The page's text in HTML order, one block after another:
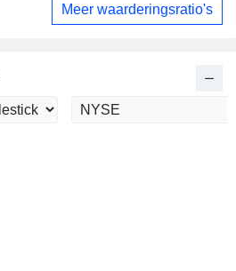
Meer waarderingsratio's